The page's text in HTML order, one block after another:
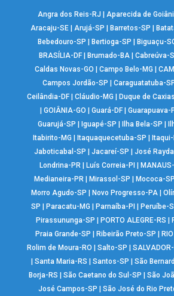
Angra dos Reis-RJ Aparecida de
Aracaju-SE |Arujá-SP Barretos-SP
Bebedouro-SP
Bertioga-SP Biguaçu-
BRASÍLIA-DF| Brumado-BA| Cabreúva-
Caldas Novas-GO
|Campo Belo-MG |
Campos Jordão-SP
Caraguatatuba-
Ceilândia-DF| Cláudio-MG Duque de
GOIÂNIA-GO Guará-DF| Guarapuava-
Guarujá-SP
Iguapé-SP Ilha Bela-SP
Itabirito-MG
Itaquaquecetuba-SP Itaqui-
Jaboticabal-SP
Jacareí-SP José
Londrina-PR| Luís Correia-PI
Medianeira-PR
Mirassol-SP Mococa-SP
Morro Agudo-SP
Novo Progresso-PA |
SP
Paracatu-MG Parnaíba-PI Peruíbe-
Pirassununga-SP
PORTO ALEGRE-RS
Praia Grande-SP
Ribeirão Preto-SP
Rolim de Moura-RO
Salto-SP
|Santa Maria-RS |Santos-SP |São
Borja-RS
|São Caetano do Sul-SP |São
José Campos-SP
|São José do Rio